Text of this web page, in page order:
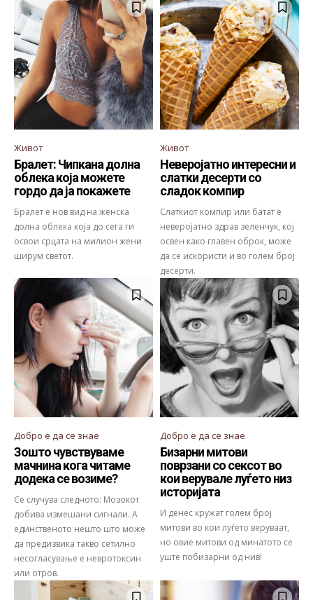
Живот
Бралет: Чипкана долна
облека која можете
гордо да ја покажете
Бралет е нов вид на женска
долна облека која до сега ги
освои срцата на милион жени
ширум светот.
Живот
Неверојатно интересни и
слатки десерти со
сладок компир
Слаткиот компир или батат е
неверојатно здрав зеленчук, кој
освен како главен оброк, може
да се искористи и во голем број
десерти.
Добро е да се знае
Зошто чувствуваме
мачнина кога читаме
додека се возиме?
Се случува следното: Мозокот
добива измешани сигнали. А
единственото нешто што може
да предизвика такво сетилно
несогласување е невротоксин
или отров.
Добро е да се знае
Бизарни митови
поврзани со сексот во
кои верувале луѓето низ
историјата
И денес кружат голем број
митови во кои луѓето веруваат,
но овие митови од минатото се
уште побизарни од нив!